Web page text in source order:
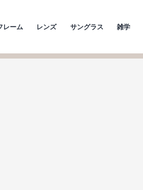
レーム レンズ サングラス 雑学